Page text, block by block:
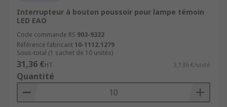
Interrupteur à bouton poussoir pour lampe témoin
LED EAO
Code commande RS 903-9322
Référence fabricant 10-1112.1279
Sous-total (1 sachet de 10 unités)
31,36 €HT 3,136 €/unité
Quantité